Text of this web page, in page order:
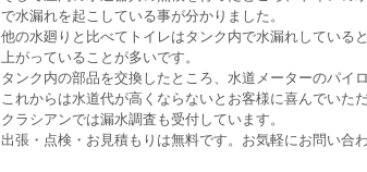
で水漏れを起こしている事が分かりました。
他の水廻りと比べてトイレはタンク内で水漏れしている
上がっていることが多いです。
タンク内の部品を交換したところ、水道メーターのパイ
これからは水道代が高くならないとお客様に喜んでいただ
クラシアンでは漏水調査も受付しています。
出張・点検・お見積もりは無料です。お気軽にお問い合わ